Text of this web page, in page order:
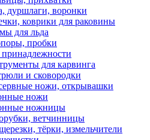
дуршлаги, воронки
коврики для раковины
для льда
пробки
для карвинга
и сковородки
ножи, открывашки
ножи
ножницы
ветчинницы
тёрки, измельчители